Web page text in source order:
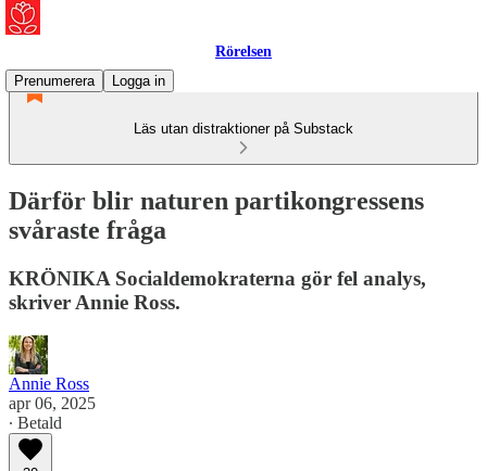
Rörelsen
Prenumerera
Logga in
Läs utan distraktioner på Substack
Därför blir naturen partikongressens
svåraste fråga
KRÖNIKA Socialdemokraterna gör fel analys,
skriver Annie Ross.
Annie Ross
apr 06, 2025
∙ Betald